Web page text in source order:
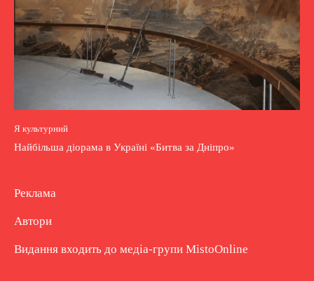
Я культурний
Найбільша діорама в Україні «Битва за Дніпро»
Реклама
Автори
Видання входить до медіа-групи MistoOnline